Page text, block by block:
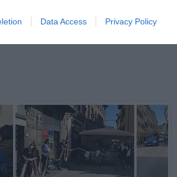
Data Access Privacy Policy
domenica